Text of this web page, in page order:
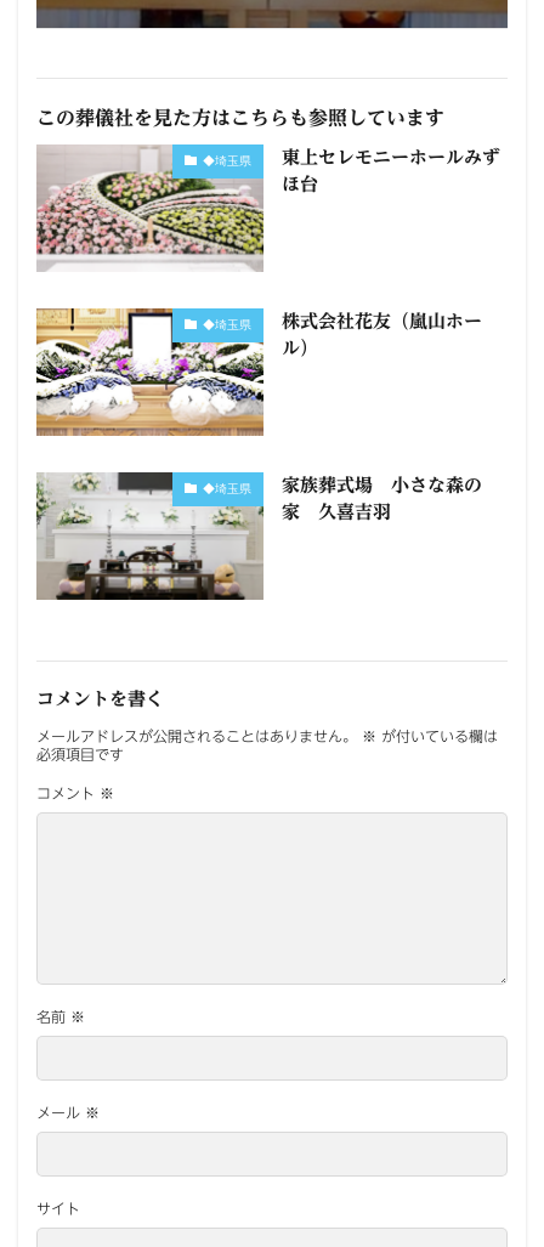
この葬儀社を見た方はこちらも参照しています
◆埼玉県
東上セレモニーホールみず
ほ台
◆埼玉県
株式会社花友（嵐山ホー
ル）
◆埼玉県
家族葬式場 小さな森の
家 久喜吉羽
コメントを書く
メールアドレスが公開されることはありません。 ※ が付いている欄は
必須項目です
コメント ※
名前 ※
メール ※
サイト